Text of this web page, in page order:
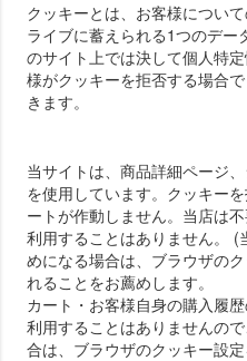
クッキーとは、お客様につい
ライブに蓄えられる1つのデー
のサイト上では決して個人特
様がクッキーを拒否する場合
きます。
当サイトは、商品詳細ページ
を使用しています。クッキー
ートが作動しません。当店は
利用することはありません。
めになる場合は、ブラウザの
れることをお薦めします。
カート・お客様自身の購入履
利用することはありませんの
合は、ブラウザのクッキー設定